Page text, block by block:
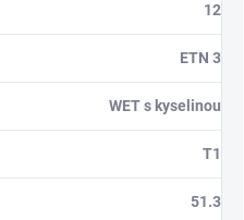
12
ETN 3
WET s kyselinou
T1
51.3